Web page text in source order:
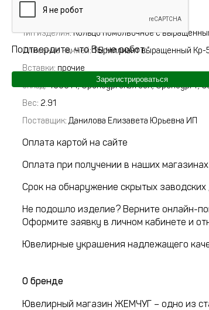
Артикул:12.10.32.5756.00-6043
Тип изделия: Кольцо помолвочное с
Описание камней:1 Бриллиант выращенный
Вставки: прочие
склад:460014, Оренбургская обл, Оренбург г,
Вес: 2.91
Поставщик: Данилова Елизавета Юрьевна ИП
Оплата картой на сайте
Оплата при получении в наших магазинах
Срок на обнаружение скрытых
Не подошло изделие? Верните онлайн-
Оформите заявку в личном кабинете и
Ювелирные украшения надлежащего
О бренде
Ювелирный магазин ЖЕМЧУГ – одно из
Подтвердите, что Вы не робот:*
Зарегистрироваться